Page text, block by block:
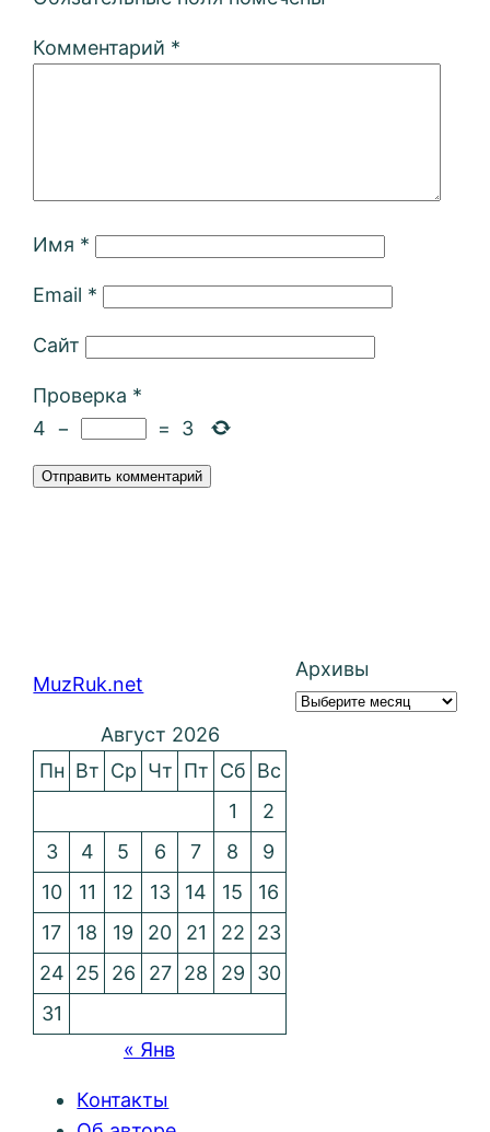
Комментарий *
Имя *
Email *
Сайт
Проверка *
4 − = 3
MuzRuk.net
Архивы
Август 2026
Пн Вт Ср Чт Пт Сб Вс
1
2
3
4 5 6 7 8
9
10
11 12 13 14 15
16
17
18 19 20 21 22
23
24 25 26 27 28 29
30
31
« Янв
Контакты